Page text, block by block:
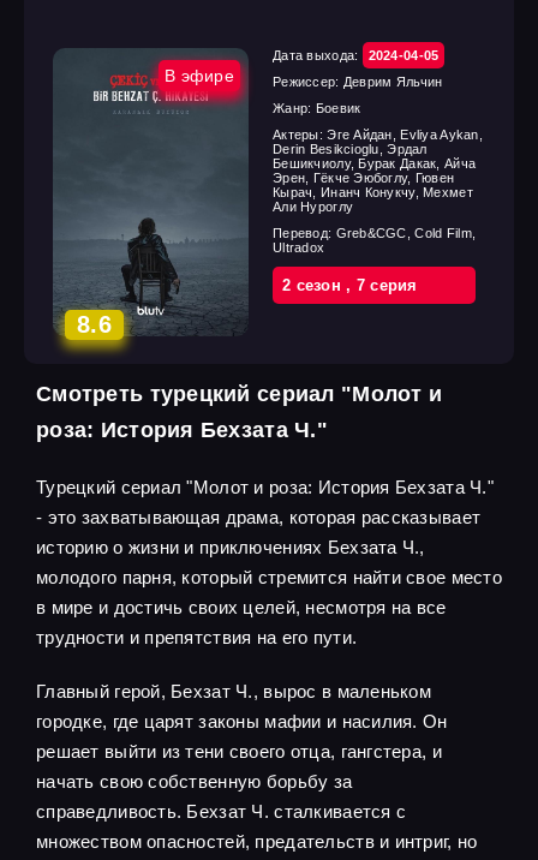
В эфире
8.6
Дата выхода:
2024-04-05
Режиссер: Деврим Яльчин
Жанр: Боевик
Актеры:Эге Айдан, Evliya Aykan,
Derin Besikcioglu, Эрдал
Бешикчиолу, Бурак Дакак, Айча
Эрен, Гёкче Эюбоглу, Гювен
Кырач, Инанч Конукчу, Мехмет
Али Нуроглу
Перевод: Greb&CGC, Cold Film,
Ultradox
2 cезон, 7 cерия
Смотреть турецкий сериал "Молот и
роза: История Бехзата Ч."
Турецкий сериал "Молот и роза: История Бехзата Ч."
- это захватывающая драма, которая рассказывает
историю о жизни и приключениях Бехзата Ч.,
молодого парня, который стремится найти свое место
в мире и достичь своих целей, несмотря на все
трудности и препятствия на его пути.
Главный герой, Бехзат Ч., вырос в маленьком
городке, где царят законы мафии и насилия. Он
решает выйти из тени своего отца, гангстера, и
начать свою собственную борьбу за
справедливость. Бехзат Ч. сталкивается с
множеством опасностей, предательств и интриг, но